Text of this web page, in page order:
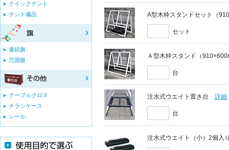
A型木枠スタンドセット（
セット
Ａ型木枠スタンド（
台
注水式ウエイト置き台 詳細
台
注水式ウエイト（小）2個入
クイックテント
テント備品
連続旗
万国旗
テーブルクロス
チラシケース
シール